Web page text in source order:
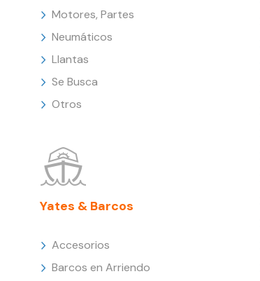
Motores, Partes
Neumáticos
Llantas
Se Busca
Otros
Yates & Barcos
Accesorios
Barcos en Arriendo